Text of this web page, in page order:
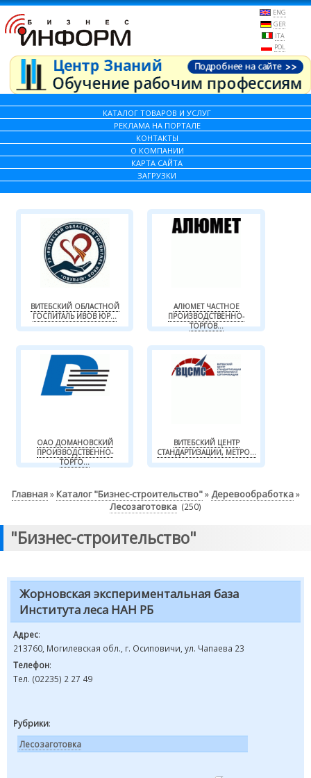
ENG
GER
ITA
POL
КАТАЛОГ ТОВАРОВ И УСЛУГ
РЕКЛАМА НА ПОРТАЛЕ
КОНТАКТЫ
О КОМПАНИИ
КАРТА САЙТА
ЗАГРУЗКИ
ВИТЕБСКИЙ ОБЛАСТНОЙ
ГОСПИТАЛЬ ИВОВ ЮР...
АЛЮМЕТ ЧАСТНОЕ
ПРОИЗВОДСТВЕННО-
ТОРГОВ...
ОАО ДОМАНОВСКИЙ
ПРОИЗВОДСТВЕННО-
ТОРГО...
ВИТЕБСКИЙ ЦЕНТР
СТАНДАРТИЗАЦИИ, МЕТРО...
Главная» Каталог "Бизнес-строительство"» Деревообработка»
Лесозаготовка (250)
"Бизнес-строительство"
Жорновская экспериментальная база
Института леса НАН РБ
Адрес:
213760, Могилевская обл., г. Осиповичи, ул. Чапаева 23
Телефон:
Тел. (02235) 2 27 49
Рубрики:
Лесозаготовка